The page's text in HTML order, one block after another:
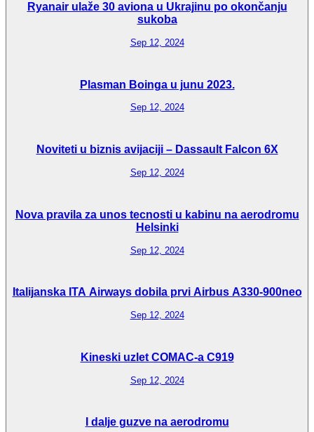
Ryanair ulaže 30 aviona u Ukrajinu po okončanju
sukoba
Sep 12, 2024
Plasman Boinga u junu 2023.
Sep 12, 2024
Noviteti u biznis avijaciji – Dassault Falcon 6X
Sep 12, 2024
Nova pravila za unos tecnosti u kabinu na aerodromu
Helsinki
Sep 12, 2024
Italijanska ITA Airways dobila prvi Airbus A330-900neo
Sep 12, 2024
Kineski uzlet COMAC-a C919
Sep 12, 2024
I dalje guzve na aerodromu